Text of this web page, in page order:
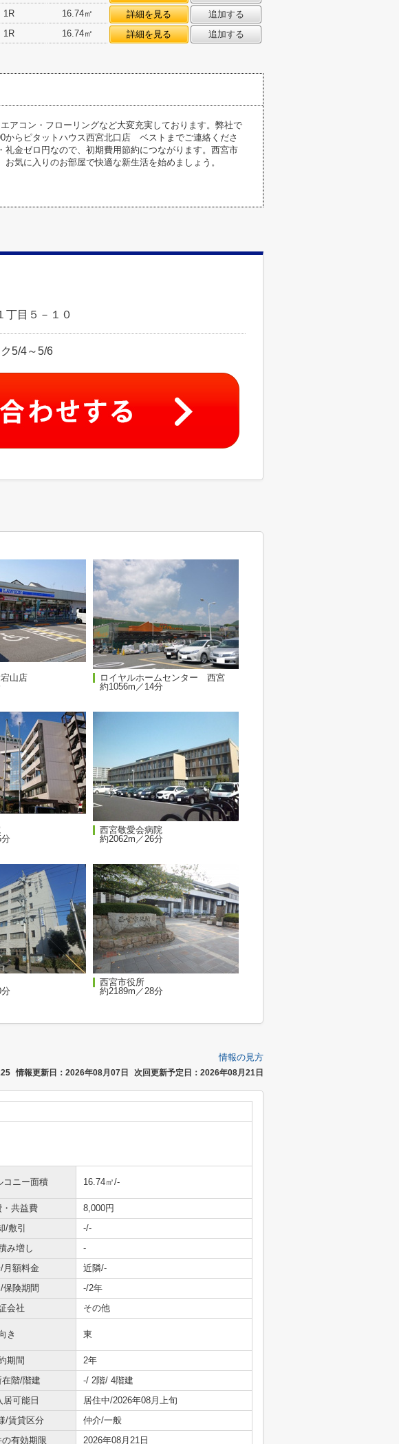
1R 16.74㎡ 詳細を見る
追加する
1R 16.74㎡ 詳細を見る 追加する
コン・フローリングなど大変充実しております。弊社で
からピタットハウス西宮北口店 ベストまでご連絡くださ
金ゼロ円なので、初期費用節約につながります。西宮市
気に入りのお部屋で快適な新生活を始めましょう。
丁目５－１０
5/4～5/6
山店
ロイヤルホームセンター 西宮
約1056m／14分
西宮敬愛会病院
約2062m／26分
西宮市役所
約2189m／28分
情報の見方
情報更新日：2026年08月07日 次回更新予定日：2026年08月21日
コニー面積 16.74㎡/-
・共益費
8,000円
/敷引
-/-
み増し
-
月額料金
近隣/-
保険期間
-/2年
会社 その他
き 東
期間
2年
階/階建
-/ 2階/ 4階建
居可能日
居住中/2026年08月上旬
/賃貸区分
仲介/一般
有効期限 2026年08月21日